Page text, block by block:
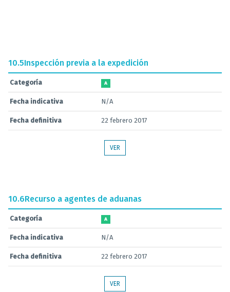
10.5Inspección previa a la expedición
Categoría A
Fecha indicativa N/A
Fecha definitiva 22 febrero 2017
VER
10.6Recurso a agentes de aduanas
Categoría A
Fecha indicativa N/A
Fecha definitiva 22 febrero 2017
VER